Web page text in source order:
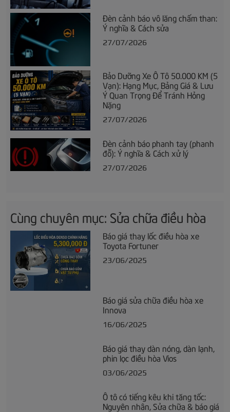
Đèn cảnh báo vô lăng chấm than:
Ý nghĩa & Cách sửa
27/07/2026
Bảo Dưỡng Xe Ô Tô 50.000 KM (5
Vạn): Hạng Mục, Bảng Giá & Lưu
Ý Quan Trọng Để Tránh Hỏng
Nặng
27/07/2026
Đèn cảnh báo phanh tay (phanh
đỗ): Ý nghĩa & Cách xử lý
27/07/2026
Cùng chuyên mục: Sửa chữa điều hòa
Báo giá thay lốc điều hòa xe
Toyota Fortuner
23/06/2025
Báo giá sửa chữa điều hòa xe
Innova
16/06/2025
Báo giá thay dàn nóng, dàn lạnh,
phin lọc điều hòa Vios
03/06/2025
Ô tô có tiếng kêu khi tăng tốc:
Nguyên nhân, Sửa chữa & báo giá